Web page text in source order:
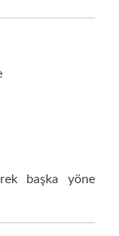
başka yöne